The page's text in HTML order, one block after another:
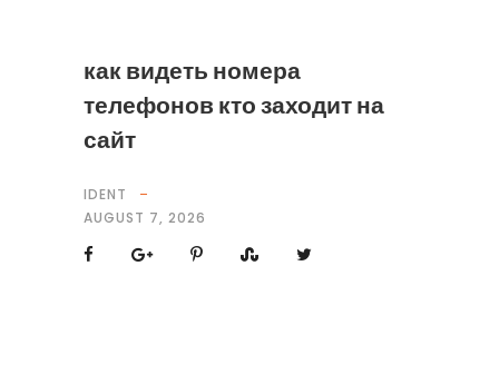
как видеть номера
телефонов кто заходит на
сайт
IDENT
AUGUST 7, 2026